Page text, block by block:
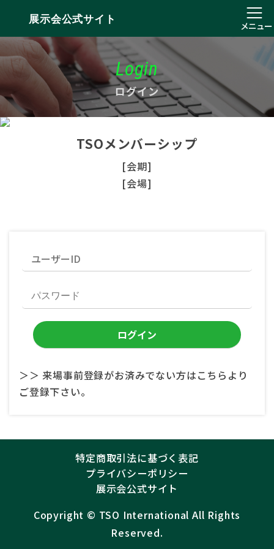
展示会公式サイト
メニュー
Login
ログイン
TSOメンバーシップ
[会期]
[会場]
＞＞ 来場事前登録がお済みでない方はこちらより
ご登録下さい。
特定商取引法に基づく表記
プライバシーポリシー
展示会公式サイト
Copyright ©︎ TSO International All Rights
Reserved.